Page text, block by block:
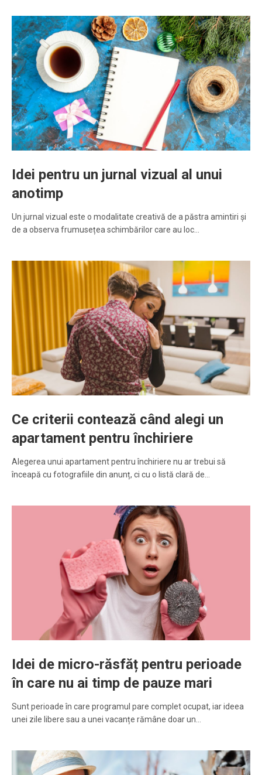
Idei pentru un jurnal vizual al unui
anotimp
Un jurnal vizual este o modalitate creativă de a păstra amintiri și
de a observa frumusețea schimbărilor care au loc…
Ce criterii contează când alegi un
apartament pentru închiriere
Alegerea unui apartament pentru închiriere nu ar trebui să
înceapă cu fotografiile din anunț, ci cu o listă clară de…
Idei de micro-răsfăț pentru perioade
în care nu ai timp de pauze mari
Sunt perioade în care programul pare complet ocupat, iar ideea
unei zile libere sau a unei vacanțe rămâne doar un…